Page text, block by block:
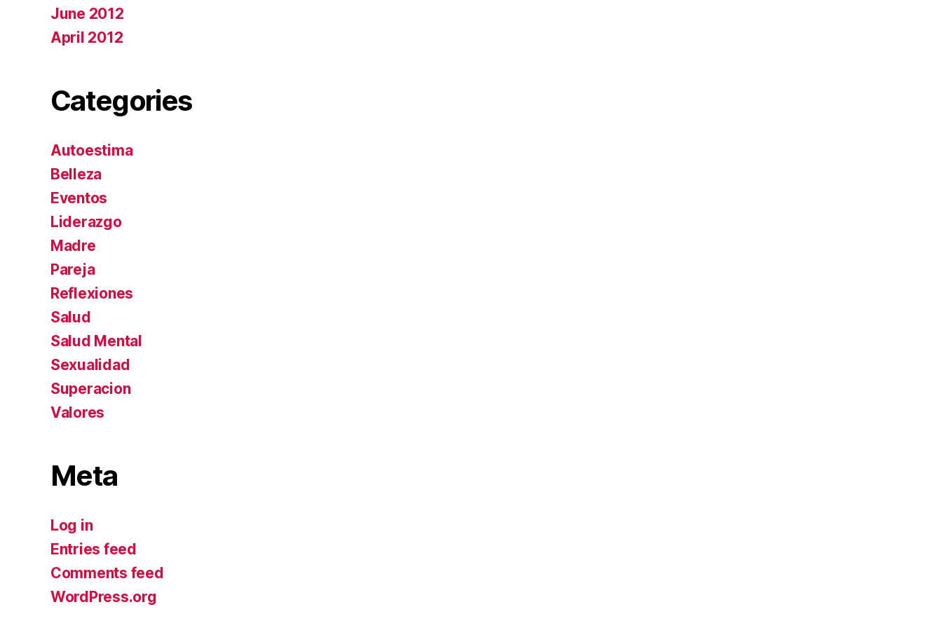
June 2012
April 2012
Categories
Autoestima
Belleza
Eventos
Liderazgo
Madre
Pareja
Reflexiones
Salud
Salud Mental
Sexualidad
Superacion
Valores
Meta
Log in
Entries feed
Comments feed
WordPress.org